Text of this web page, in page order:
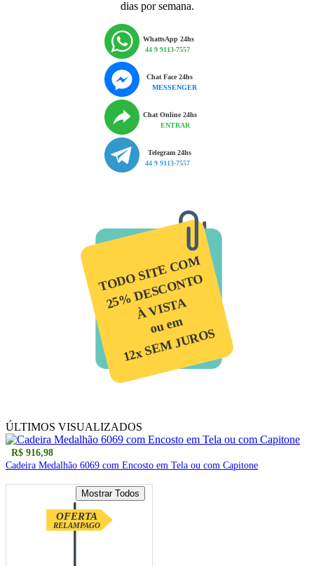
dias por semana.
WhattsApp 24hs
44 9 9113-7557
Chat Face 24hs
MESSENGER
Chat Online 24hs
ENTRAR
Telegram 24hs
44 9 9113-7557
TODO SITE COM
25% DESCONTO
À VISTA
ou em
12x SEM JUROS
ÚLTIMOS VISUALIZADOS
R$ 916,98
Cadeira Medalhão 6069 com Encosto em Tela ou com Capitone
OFERTA
RELAMPAGO